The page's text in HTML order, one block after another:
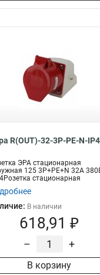
R(OUT)-32-3P-PE-N-
ЭРА стационарная
125 3Р+РЕ+N 32А
стационарная
3Р+РЕ+...
В наличии
618,91 ₽
– +
В корзину